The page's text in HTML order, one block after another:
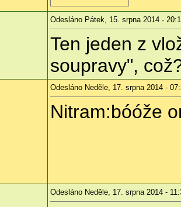
Odesláno Pátek, 15. srpna 2014 -
Ten jeden z
soupravy",
Odesláno Neděle, 17. srpna 2014 -
Nitram:bóóže
Odesláno Neděle, 17. srpna 2014 -